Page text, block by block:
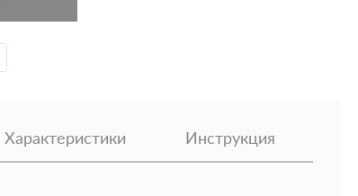
Характеристики Инструкция